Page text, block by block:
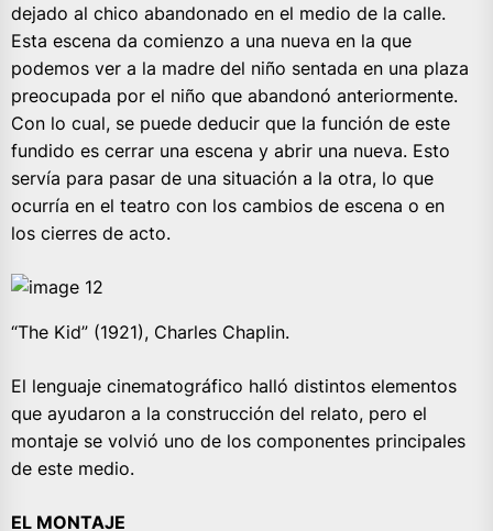
dejado al chico abandonado en el medio de la calle.
Esta escena da comienzo a una nueva en la que
podemos ver a la madre del niño sentada en una plaza
preocupada por el niño que abandonó anteriormente.
Con lo cual, se puede deducir que la función de este
fundido es cerrar una escena y abrir una nueva. Esto
servía para pasar de una situación a la otra, lo que
ocurría en el teatro con los cambios de escena o en
los cierres de acto.
“The Kid” (1921), Charles Chaplin.
El lenguaje cinematográfico halló distintos elementos
que ayudaron a la construcción del relato, pero el
montaje se volvió uno de los componentes principales
de este medio.
EL MONTAJE